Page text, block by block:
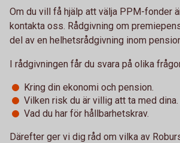
Om du vill få hjälp att välja PPM-fonder
kontakta oss. Rådgivning om
del av en helhetsrådgivning inom
I rådgivningen får du svara på olika
Kring din ekonomi och pension.
Vilken risk du är villig att ta med
Vad du har för hållbarhetskrav.
Därefter ger vi dig råd om vilka av